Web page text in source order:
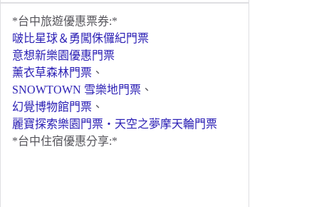
*台中旅遊優惠票券:*
啵比星球＆勇闖侏儸紀門票
意想新樂園優惠門票
薰衣草森林門票 、
SNOWTOWN 雪樂地門票 、
幻覺博物館門票 、
麗寶探索樂園門票・天空之夢摩天輪門票
*台中住宿優惠分享:*